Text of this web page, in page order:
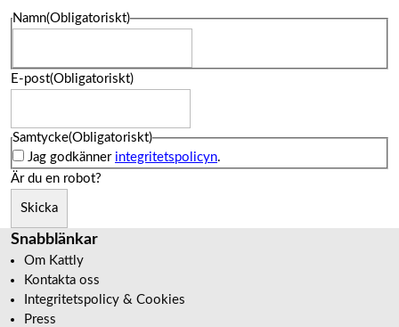
Namn(Obligatoriskt)
E-post(Obligatoriskt)
Samtycke(Obligatoriskt)
Jag godkänner integritetspolicyn.
Är du en robot?
Skicka
Snabblänkar
Om Kattly
Kontakta oss
Integritetspolicy & Cookies
Press